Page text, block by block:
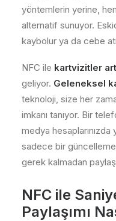
yöntemlerin yerine,
alternatif sunuyor.
kaybolur ya da cebe
NFC ile kartvizitler
geliyor. Geleneksel
teknoloji, size her
imkanı tanıyor. Bir
medya
sadece bir güncelleme
gerek kalmadan
NFC ile
Paylaşımı